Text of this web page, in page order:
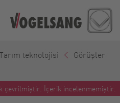
teknolojisi
Görüşler
çevrilmiştir. İçerik incelenmemiştir.